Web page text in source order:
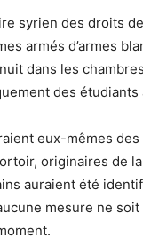
syrien des droits
armés d’armes
dans les
des étudiants
eux-mêmes
originaires de
auraient été
mesure ne